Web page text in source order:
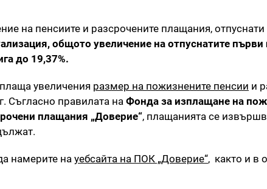
на пенсиите и разсрочените плащания,
общото увеличение на отпуснатите
до 19,37%.
увеличения размер на пожизнените пенсии и
Съгласно правилата на Фонда за изплащане на
плащания „Доверие“, плащанията се
намерите на уебсайта на ПОК „Доверие“, както и в